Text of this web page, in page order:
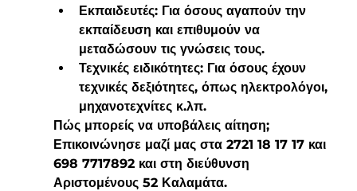
Εκπαιδευτές: Για όσους αγαπούν την
εκπαίδευση και επιθυμούν να
μεταδώσουν τις γνώσεις τους.
Τεχνικές ειδικότητες: Για όσους έχουν
τεχνικές δεξιότητες, όπως ηλεκτρολόγοι,
μηχανοτεχνίτες κ.λπ.
Πώς μπορείς να υποβάλεις αίτηση;
Επικοινώνησε μαζί μας στα 2721 18 17 17 και
698 7717892 και στη διεύθυνση
Αριστομένους 52 Καλαμάτα.